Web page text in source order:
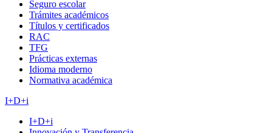
Seguro escolar
Trámites académicos
Títulos y certificados
RAC
TFG
Prácticas externas
Idioma moderno
Normativa académica
I+D+i
I+D+i